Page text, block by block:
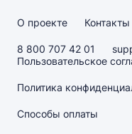
О проекте Контакты
8 800 707 42 01
Пользовательское
Политика
Способы оплаты